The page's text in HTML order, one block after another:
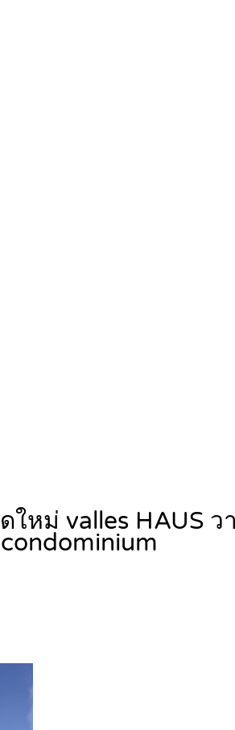
ม่ valles HAUS ว
condominium